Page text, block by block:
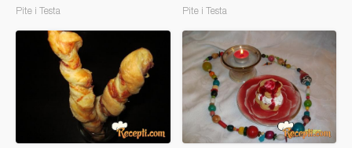
Pite i Testa Pite i Testa